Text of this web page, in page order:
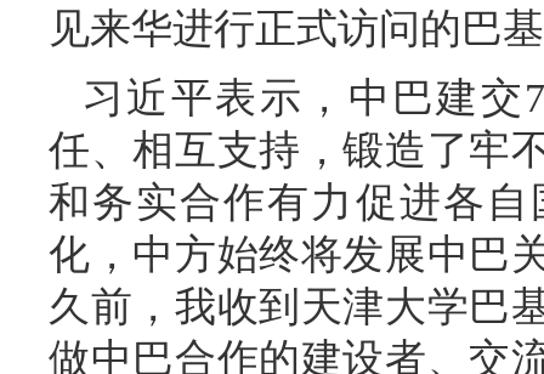
见来华进行正式访问的巴
习近平表示，中巴建交
任、相互支持，锻造了牢
和务实合作有力促进各
化，中方始终将发展中巴
久前，我收到天津大学巴
做中巴合作的建设者、交